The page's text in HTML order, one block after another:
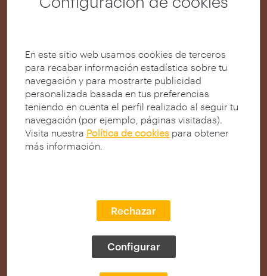
En este sitio web usamos cookies de terceros
para recabar información estadística sobre tu
navegación y para mostrarte publicidad
personalizada basada en tus preferencias
teniendo en cuenta el perfil realizado al seguir tu
navegación (por ejemplo, páginas visitadas).
Visita nuestra Política de cookies para obtener
más información.
Rechazar
Configurar